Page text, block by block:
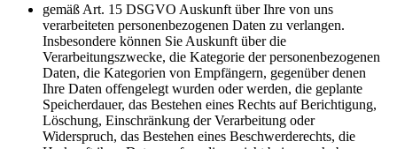
gemäß Art. 15 DSGVO Auskunft über Ihre von uns
verarbeiteten personenbezogenen Daten zu verlangen.
Insbesondere können Sie Auskunft über die
Verarbeitungszwecke, die Kategorie der personenbezogenen
Daten, die Kategorien von Empfängern, gegenüber denen
Ihre Daten offengelegt wurden oder werden, die geplante
Speicherdauer, das Bestehen eines Rechts auf Berichtigung,
Löschung, Einschränkung der Verarbeitung oder
Widerspruch, das Bestehen eines Beschwerderechts, die